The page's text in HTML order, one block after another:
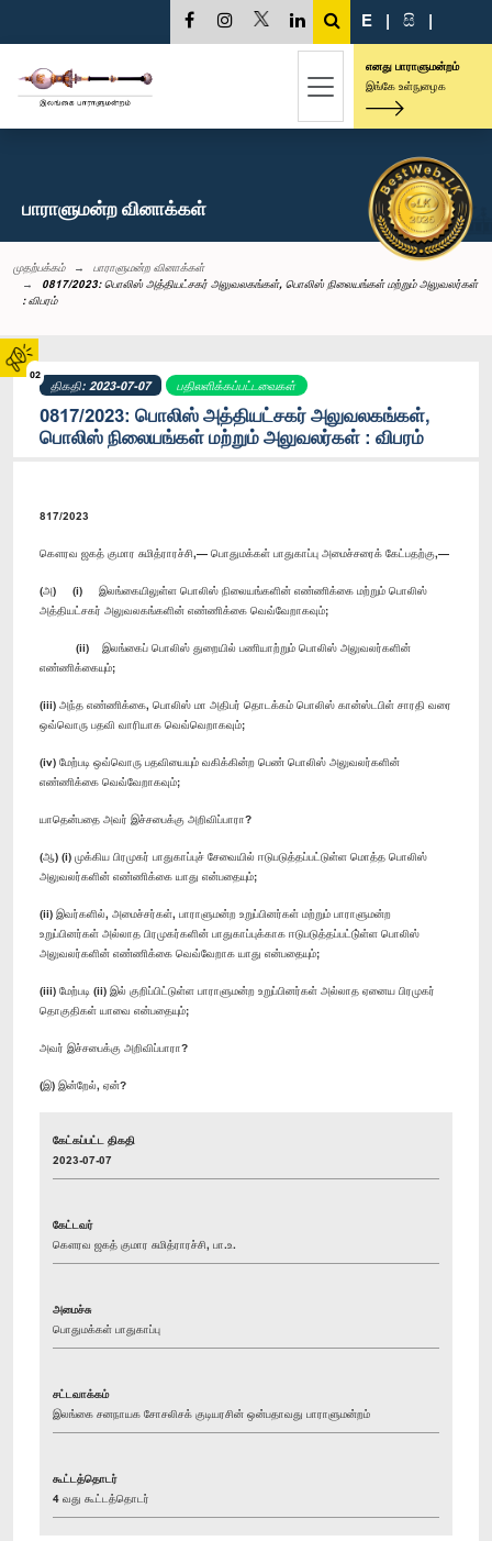
02
E | සි |
எனது பாராளுமன்றம்
இங்கே உள்நுழைக
பாராளுமன்ற வினாக்கள்
முதற்பக்கம்
பாராளுமன்ற வினாக்கள்
0817/2023: பொலிஸ் அத்தியட்சகர் அலுவலகங்கள், பொலிஸ் நிலையங்கள் மற்றும் அலுவலர்கள்
: விபரம்
திகதி: 2023-07-07 பதிலளிக்கப்பட்டவைகள்
0817/2023: பொலிஸ் அத்தியட்சகர் அலுவலகங்கள்,
பொலிஸ் நிலையங்கள் மற்றும் அலுவலர்கள் : விபரம்
817/2023
கௌரவ ஜகத் குமார சுமித்ராரச்சி,— பொதுமக்கள் பாதுகாப்பு அமைச்சரைக் கேட்பதற்கு,—
(அ) (i) இலங்கையிலுள்ள பொலிஸ் நிலையங்களின் எண்ணிக்கை மற்றும் பொலிஸ்
அத்தியட்சகர் அலுவலகங்களின் எண்ணிக்கை வெவ்வேறாகவும்;
(ii) இலங்கைப் பொலிஸ் துறையில் பணியாற்றும் பொலிஸ் அலுவலர்களின்
எண்ணிக்கையும்;
(iii) அந்த எண்ணிக்கை, பொலிஸ் மா அதிபர் தொடக்கம் பொலிஸ் கான்ஸ்டபிள் சாரதி வரை
ஒவ்வொரு பதவி வாரியாக வெவ்வெறாகவும்;
(iv) மேற்படி ஒவ்வொரு பதவியையும் வகிக்கின்ற பெண் பொலிஸ் அலுவலர்களின்
எண்ணிக்கை வெவ்வேறாகவும்;
யாதென்பதை அவர் இச்சபைக்கு அறிவிப்பாரா?
(ஆ) (i) முக்கிய பிரமுகர் பாதுகாப்புச் சேவையில் ஈடுபடுத்தப்பட்டுள்ள மொத்த பொலிஸ்
அலுவலர்களின் எண்ணிக்கை யாது என்பதையும்;
(ii) இவர்களில், அமைச்சர்கள், பாராளுமன்ற உறுப்பினர்கள் மற்றும் பாராளுமன்ற
உறுப்பினர்கள் அல்லாத பிரமுகர்களின் பாதுகாப்புக்காக ஈடுபடுத்தப்பட்டு்ள்ள பொலிஸ்
அலுவலர்களின் எண்ணிக்கை வெவ்வேறாக யாது என்பதையும்;
(iii) மேற்படி (ii) இல் குறிப்பிட்டுள்ள பாராளுமன்ற உறுப்பினர்கள் அல்லாத ஏனைய பிரமுகர்
தொகுதிகள் யாவை என்பதையும்;
அவர் இச்சபைக்கு அறிவிப்பாரா?
(இ) இன்றேல், ஏன்?
கேட்கப்பட்ட திகதி
2023-07-07
கேட்டவர்
கௌரவ ஜகத் குமார சுமித்ராரச்சி, பா.உ.
அமைச்சு
பொதுமக்கள் பாதுகாப்பு
சட்டவாக்கம்
இலங்கை சனநாயக சோசலிசக் குடியரசின் ஒன்பதாவது பாராளுமன்றம்
கூட்டத்தொடர்
4 வது கூட்டத்தொடர்